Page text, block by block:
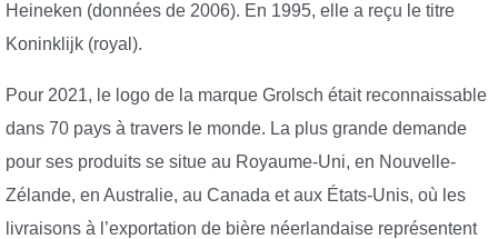
Heineken (données de 2006). En 1995, elle a reçu le titre
Koninklijk (royal).
Pour 2021, le logo de la marque Grolsch était reconnaissable
dans 70 pays à travers le monde. La plus grande demande
pour ses produits se situe au Royaume-Uni, en Nouvelle-
Zélande, en Australie, au Canada et aux États-Unis, où les
livraisons à l’exportation de bière néerlandaise représentent